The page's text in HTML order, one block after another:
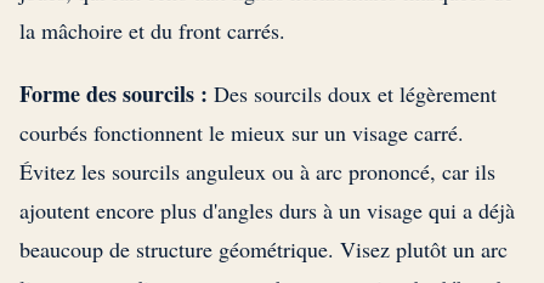
la mâchoire et du front carrés.
Forme des sourcils : Des sourcils doux et légèrement
courbés fonctionnent le mieux sur un visage carré.
Évitez les sourcils anguleux ou à arc prononcé, car ils
ajoutent encore plus d'angles durs à un visage qui a déjà
beaucoup de structure géométrique. Visez plutôt un arc